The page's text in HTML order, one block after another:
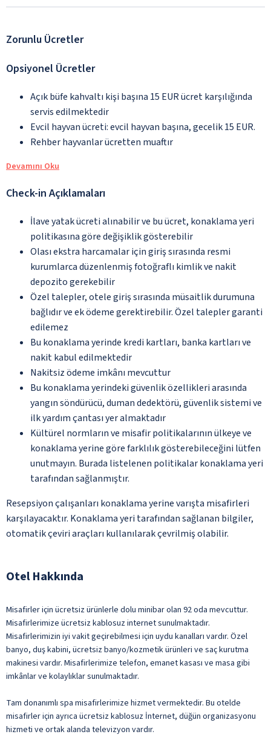
Zorunlu Ücretler
Opsiyonel Ücretler
Açık büfe kahvaltı kişi başına 15 EUR ücret karşılığında
servis edilmektedir
Evcil hayvan ücreti: evcil hayvan başına, gecelik 15 EUR.
Rehber hayvanlar ücretten muaftır
Devamını Oku
Check-in Açıklamaları
İlave yatak ücreti alınabilir ve bu ücret, konaklama yeri
politikasına göre değişiklik gösterebilir
Olası ekstra harcamalar için giriş sırasında resmi
kurumlarca düzenlenmiş fotoğraflı kimlik ve nakit
depozito gerekebilir
Özel talepler, otele giriş sırasında müsaitlik durumuna
bağlıdır ve ek ödeme gerektirebilir. Özel talepler garanti
edilemez
Bu konaklama yerinde kredi kartları, banka kartları ve
nakit kabul edilmektedir
Nakitsiz ödeme imkânı mevcuttur
Bu konaklama yerindeki güvenlik özellikleri arasında
yangın söndürücü, duman dedektörü, güvenlik sistemi ve
ilk yardım çantası yer almaktadır
Kültürel normların ve misafir politikalarının ülkeye ve
konaklama yerine göre farklılık gösterebileceğini lütfen
unutmayın. Burada listelenen politikalar konaklama yeri
tarafından sağlanmıştır.
Resepsiyon çalışanları konaklama yerine varışta misafirleri
karşılayacaktır. Konaklama yeri tarafından sağlanan bilgiler,
otomatik çeviri araçları kullanılarak çevrilmiş olabilir.
Otel Hakkında
Misafirler için ücretsiz ürünlerle dolu minibar olan 92 oda mevcuttur.
Misafirlerimize ücretsiz kablosuz internet sunulmaktadır.
Misafirlerimizin iyi vakit geçirebilmesi için uydu kanalları vardır. Özel
banyo, duş kabini, ücretsiz banyo/kozmetik ürünleri ve saç kurutma
makinesi vardır. Misafirlerimize telefon, emanet kasası ve masa gibi
imkânlar ve kolaylıklar sunulmaktadır.
Tam donanımlı spa misafirlerimize hizmet vermektedir. Bu otelde
misafirler için ayrıca ücretsiz kablosuz İnternet, düğün organizasyonu
hizmeti ve ortak alanda televizyon vardır.